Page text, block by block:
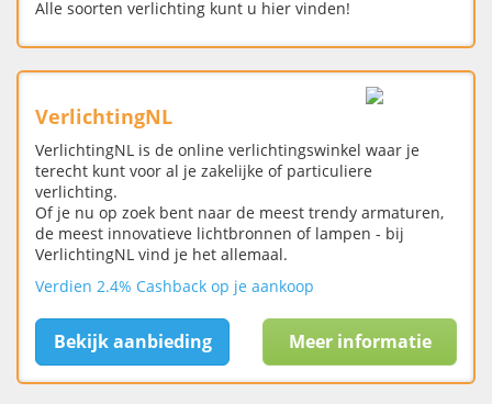
Alle soorten verlichting kunt u hier vinden!
VerlichtingNL
VerlichtingNL is de online verlichtingswinkel waar je
terecht kunt voor al je zakelijke of particuliere
verlichting.
Of je nu op zoek bent naar de meest trendy armaturen,
de meest innovatieve lichtbronnen of lampen - bij
VerlichtingNL vind je het allemaal.
Verdien 2.4% Cashback op je aankoop
Bekijk aanbieding Meer informatie